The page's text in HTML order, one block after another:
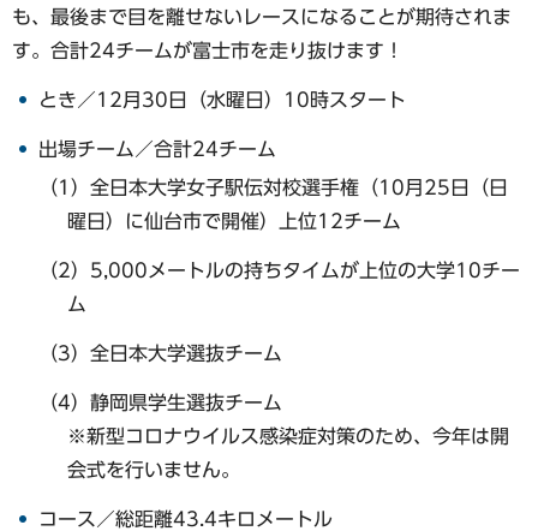
も、最後まで目を離せないレースになることが期待されま
す。合計24チームが富士市を走り抜けます！
とき／12月30日（水曜日）10時スタート
出場チーム／合計24チーム
（1）全日本大学女子駅伝対校選手権（10月25日（日
曜日）に仙台市で開催）上位12チーム
（2）5,000メートルの持ちタイムが上位の大学10チー
ム
（3）全日本大学選抜チーム
（4）静岡県学生選抜チーム
※新型コロナウイルス感染症対策のため、今年は開
会式を行いません。
コース／総距離43.4キロメートル